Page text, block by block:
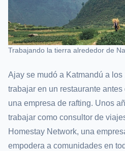
Trabajando la tierra alrededor de
Ajay se mudó a Katmandú a
trabajar en un restaurante
una empresa de rafting. Unos
trabajar como consultor de
Homestay Network, una
empodera a comunidades en